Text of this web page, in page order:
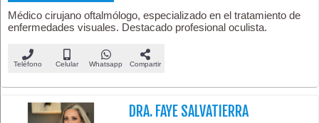
Médico cirujano oftalmólogo, especializado en el tratamiento de
enfermedades visuales. Destacado profesional oculista.
Teléfono Celular Whatsapp Compartir
DRA. FAYE SALVATIERRA